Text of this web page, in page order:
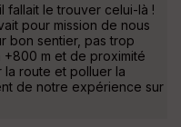
fallait le trouver celui-là !
pour mission de nous
bon sentier, pas trop
m et de proximité
route et polluer la
de notre expérience sur